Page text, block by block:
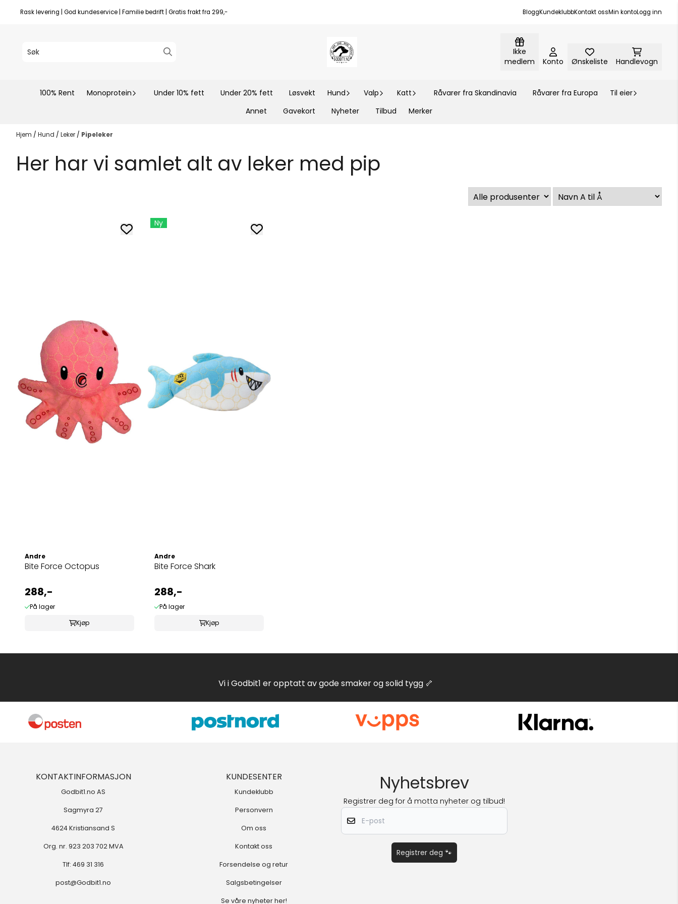
Hopp til innhold
Rask levering | God kundeservice | Familie bedrift | Gratis frakt fra 299,- BloggKundeklubbKontakt ossMin kontoLogg inn
Ikke
medlem
Konto Ønskeliste Handlevogn
100% Rent Monoprotein Under 10% fett Under 20% fett Løsvekt Hund Valp Katt Råvarer fra Skandinavia Råvarer fra Europa
Til eier
Annet
Gavekort Nyheter Tilbud Merker
Hjem / Hund / Leker / Pipeleker
Her har vi samlet alt av leker med pip
Andre
Bite Force Octopus
288,-
På lager
Kjøp
Ny
Andre
Bite Force Shark
288,-
På lager
Kjøp
Vi i Godbit1 er opptatt av gode smaker og solid tygg 🦴
KONTAKTINFORMASJON
Godbit1.no AS
Sagmyra 27
4624 Kristiansand S
Org. nr. 923 203 702 MVA
Tlf: 469 31 316
post@Godbit1.no
KUNDESENTER
Kundeklubb
Personvern
Om oss
Kontakt oss
Forsendelse og retur
Salgsbetingelser
Se våre nyheter her!
Nyhetsbrev
Registrer deg for å motta nyheter og tilbud!
Registrer deg 🐾